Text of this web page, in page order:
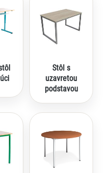
Stôl s
uzavretou
podstavou